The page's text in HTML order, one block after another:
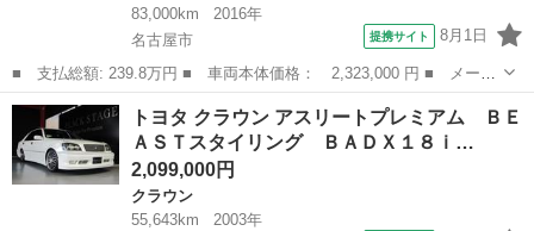
83,000km
2016年
名古屋市
提携サイト 8月1日
■ 支払総額: 239.8万円 ■ 車両本体価格： 2,323,000 円 ■ メーカ
ー名： トヨタ ■ 車種名： クラウンハイブリッド ■ グレード
名： アスリートＧ ☆本革シート☆モデリスタ１９インチアルミホ
イール☆ア...
愛知 名古屋市 クラウン
トヨタ クラウン アスリートプレミアム ＢＥ
ＡＳＴスタイリング ＢＡＤＸ１８ｉ…
2,099,000円
クラウン
55,643km
2003年